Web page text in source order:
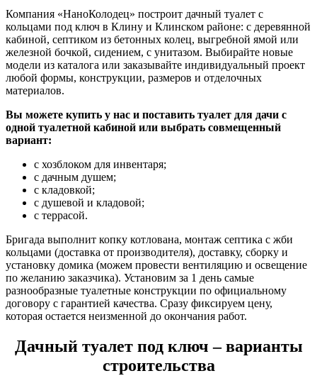
Компания «НаноКолодец» построит дачный туалет с
кольцами под ключ в Клину и Клинском районе: с деревянной
кабиной, септиком из бетонных колец, выгребной ямой или
железной бочкой, сидением, с унитазом. Выбирайте новые
модели из каталога или заказывайте индивидуальный проект
любой формы, конструкции, размеров и отделочных
материалов.
Вы можете купить у нас и поставить туалет для дачи с
одной туалетной кабиной или выбрать совмещенный
вариант:
с хозблоком для инвентаря;
с дачным душем;
с кладовкой;
с душевой и кладовой;
с террасой.
Бригада выполнит копку котлована, монтаж септика с жби
кольцами (доставка от производителя), доставку, сборку и
установку домика (можем провести вентиляцию и освещение
по желанию заказчика). Установим за 1 день самые
разнообразные туалетные конструкции по официальному
договору с гарантией качества. Сразу фиксируем цену,
которая остается неизменной до окончания работ.
Дачный туалет под ключ – варианты
строительства